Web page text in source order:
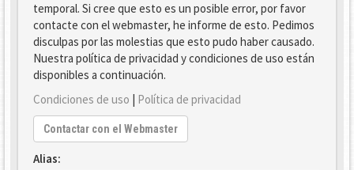
temporal. Si cree que esto es un posible error, por favor
contacte con el webmaster, he informe de esto. Pedimos
disculpas por las molestias que esto pudo haber causado.
Nuestra política de privacidad y condiciones de uso están
disponibles a continuación.
Condiciones de uso | Política de privacidad
Contactar con el Webmaster
Alias: